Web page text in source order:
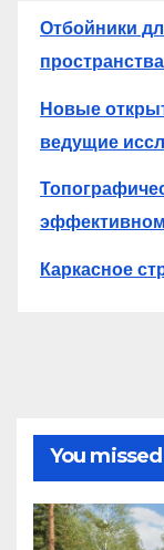
Отбойники
Новые
ведущие
Каркасное
You missed